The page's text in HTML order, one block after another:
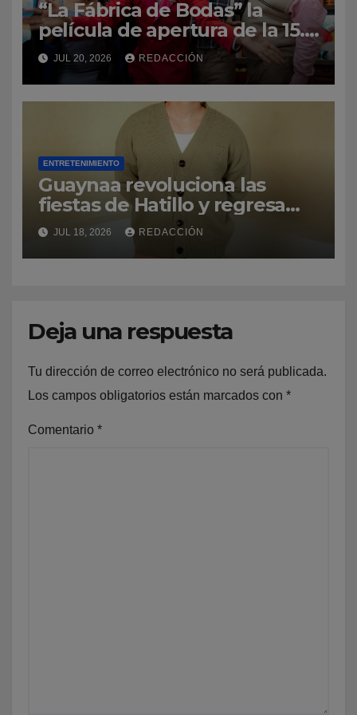
“La Fábrica de Bodas” la
película de apertura de la 15.ª
edición del Dominican Film
Festival in New York
JUL 20, 2026 REDACCIÓN
ENTRETENIMIENTO
Guaynaa revoluciona las
fiestas de Hatillo y regresa
por la puerta grande a su
natal Puerto Rico
JUL 18, 2026 REDACCIÓN
Deja una respuesta
Tu dirección de correo electrónico no será publicada.
Los campos obligatorios están marcados con *
Comentario *